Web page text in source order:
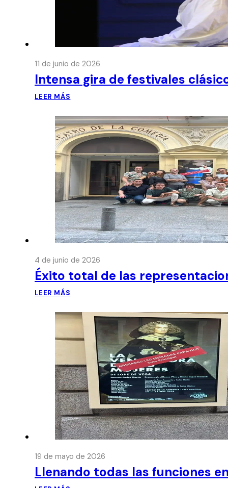
11 de junio de 2026
Intensa gira de festivales
LEER MÁS
4 de junio de 2026
Éxito total de las
LEER MÁS
19 de mayo de 2026
Llenando todas las funciones